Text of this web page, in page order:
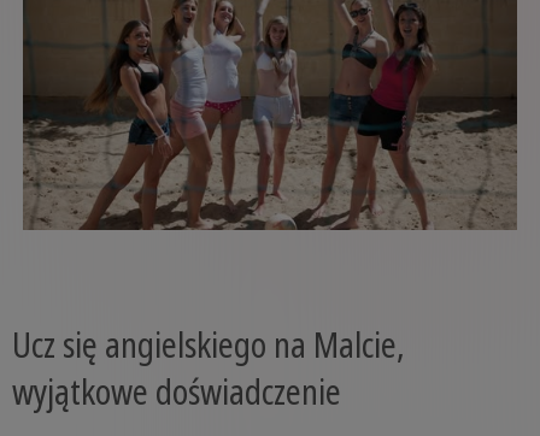
Ucz się angielskiego na Malcie,
wyjątkowe doświadczenie